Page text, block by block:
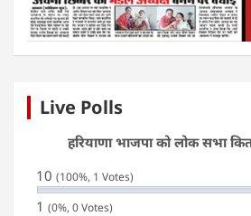
Live Polls
हरियाणा भाजपा को लोक सभा
10 (100%, 1 Votes)
1 (0%, 0 Votes)